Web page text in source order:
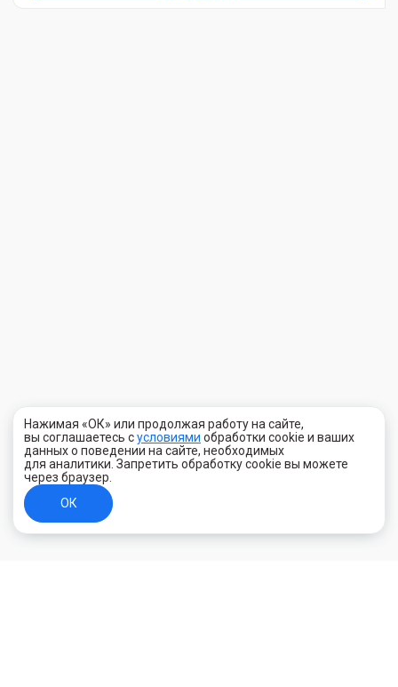
Нажимая «ОК» или продолжая работу на сайте,
вы соглашаетесь сусловиями обработки cookie и ваших
данных о поведении на сайте, необходимых
для аналитики. Запретить обработку cookie вы можете
через браузер.
ОК